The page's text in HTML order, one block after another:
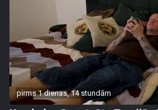
pirms 1 dienas, 14 stundām